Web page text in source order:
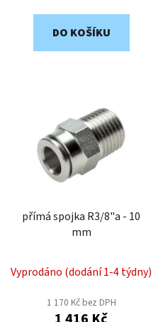
DO KOŠÍKU
přímá spojka R3/8"a - 10
mm
Vyprodáno (dodání 1-4 týdny)
1 170 Kč bez DPH